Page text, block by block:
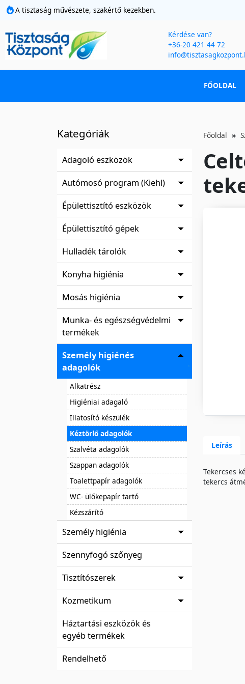
A tisztaság művészete, szakértő kezekben.
Kérdése van?
+36-20 421 44 72
FŐOLDAL
Kategóriák
Adagoló eszközök
Autómosó program (Kiehl)
Épülettisztító eszközök
Épülettisztító gépek
Hulladék tárolók
Konyha higiénia
Mosás higiénia
Munka- és egészségvédelmi
termékek
Személy higiénés
adagolók
Alkatrész
Higiéniai adagaló
Illatosító készülék
Kéztörlő adagolók
Szalvéta adagolók
Szappan adagolók
Toalettpapír adagolók
WC- ülőkepapír tartó
Kézszárító
Személy higiénia
Szennyfogó szőnyeg
Tisztítószerek
Kozmetikum
Háztartási eszközök és
egyéb termékek
Rendelhető
Főoldal
Leírás
Tekercses
tekercs